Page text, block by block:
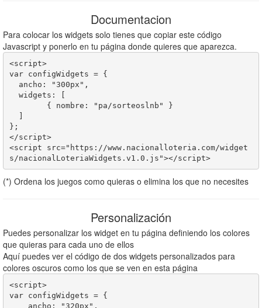
Documentacion
Para colocar los widgets solo tienes que copiar este código
Javascript y ponerlo en tu página donde quieres que aparezca.
<script>
var configWidgets = {
};
</script>
<script src="https://www.nacionalloteria.com/widget
s/nacionalLoteriaWidgets.v1.0.js"></script>
(*) Ordena los juegos como quieras o elimina los que no necesites
Personalización
Puedes personalizar los widget en tu página definiendo los colores
que quieras para cada uno de ellos
Aquí puedes ver el código de dos widgets personalizados para
colores oscuros como los que se ven en esta página
<script>
var configWidgets = {